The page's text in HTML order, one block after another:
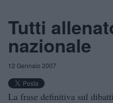
Tutti
nazionale
12 Gennaio 2007
La frase definitiva sul